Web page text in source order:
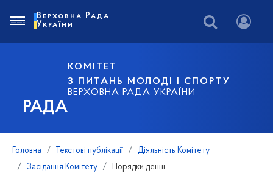
РАДА
КОМІТЕТ
З ПИТАНЬ МОЛОДІ І СПОРТУ
ВЕРХОВНА РАДА УКРАЇНИ
Верховна Рада
України
Головна Текстові публікації
Діяльність Комітету
Засідання Комітету
Порядки денні